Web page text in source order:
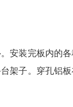
安装完板内的
架子。穿孔铝